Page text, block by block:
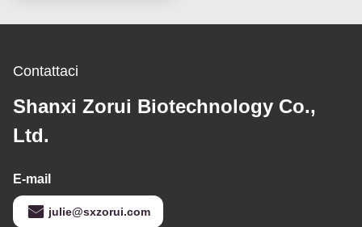
Contattaci
Shanxi Zorui Biotechnology Co.,
Ltd.
E-mail
julie@sxzorui.com